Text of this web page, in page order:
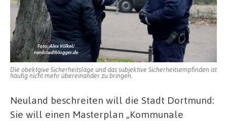
Die obektgive Sicherheitslage und das subjektive Sicherheitsempfinden ist
häufig nicht mehr übereinander zu bringen.
Neuland beschreiten will die Stadt Dortmund:
Sie will einen Masterplan „Kommunale